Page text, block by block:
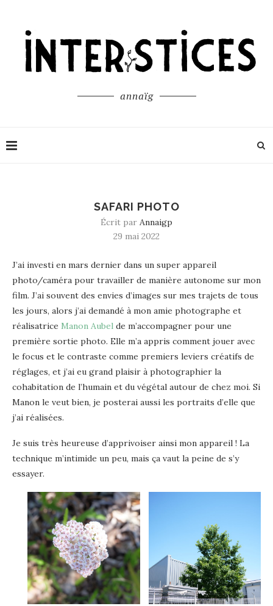
annaïg
SAFARI PHOTO
Écrit par Annaigp
29 mai 2022
J’ai investi en mars dernier dans un super appareil
photo/caméra pour travailler de manière autonome sur mon
film. J’ai souvent des envies d’images sur mes trajets de tous
les jours, alors j’ai demandé à mon amie photographe et
réalisatrice Manon Aubel de m’accompagner pour une
première sortie photo. Elle m’a appris comment jouer avec
le focus et le contraste comme premiers leviers créatifs de
réglages, et j’ai eu grand plaisir à photographier la
cohabitation de l’humain et du végétal autour de chez moi. Si
Manon le veut bien, je posterai aussi les portraits d’elle que
j’ai réalisées.
Je suis très heureuse d’apprivoiser ainsi mon appareil ! La
technique m’intimide un peu, mais ça vaut la peine de s’y
essayer.